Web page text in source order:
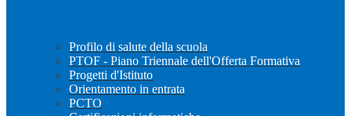
Profilo di salute della scuola
PTOF - Piano Triennale dell'Offerta Formativa
Progetti d'Istituto
Orientamento in entrata
PCTO